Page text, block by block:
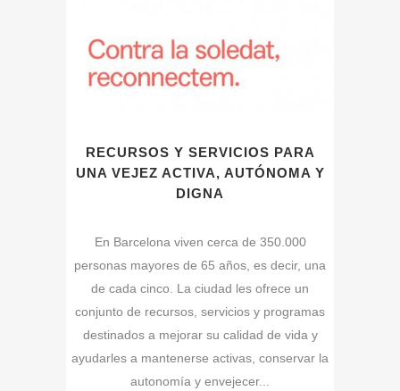
RECURSOS Y SERVICIOS PARA
UNA VEJEZ ACTIVA, AUTÓNOMA Y
DIGNA
En Barcelona viven cerca de 350.000
personas mayores de 65 años, es decir, una
de cada cinco. La ciudad les ofrece un
conjunto de recursos, servicios y programas
destinados a mejorar su calidad de vida y
ayudarles a mantenerse activas, conservar la
autonomía y envejecer...